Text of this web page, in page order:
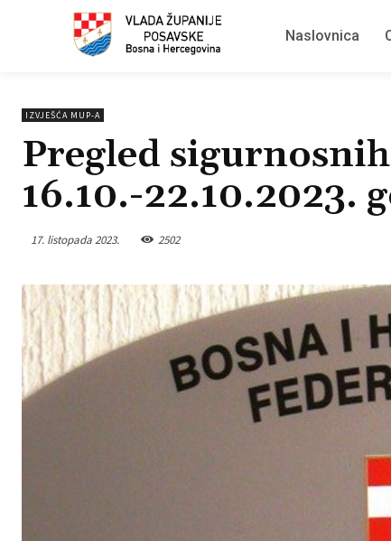
Naslovnica
IZVJEŠĆA MUP-A
Pregled
16.10.-22.10.2023.
17. listopada 2023. 2502